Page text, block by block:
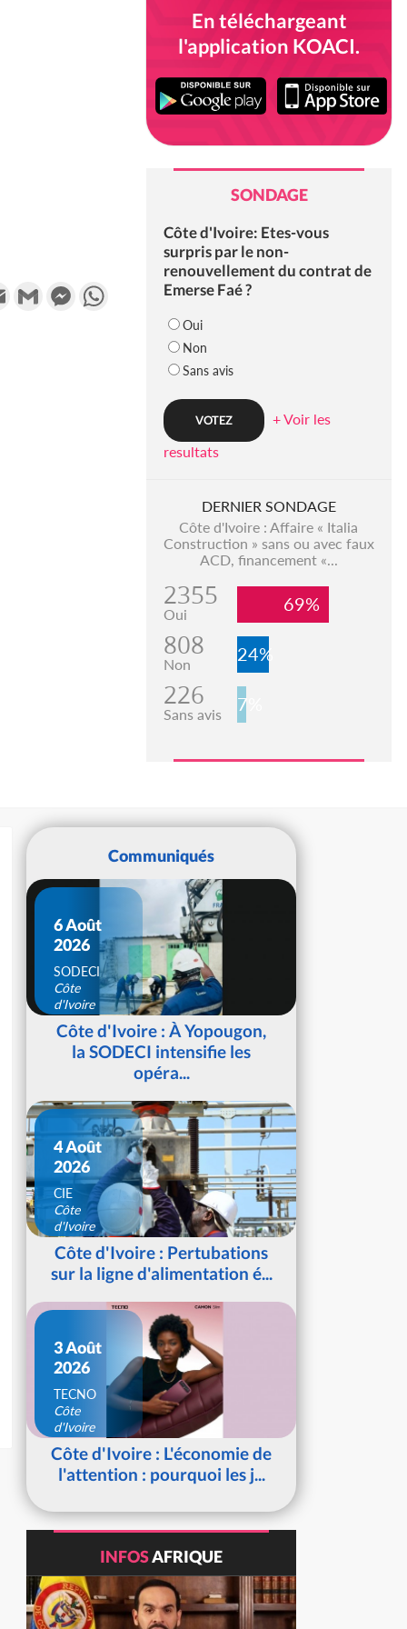
Email Gmail MessengerWhatsApp
En téléchargeant
l'application KOACI.
SONDAGE
Côte d'Ivoire: Etes-vous
surpris par le non-
renouvellement du contrat de
Emerse Faé ?
Oui
Non
Sans avis
+ Voir les
resultats
DERNIER SONDAGE
Côte d'Ivoire : Affaire « Italia
Construction » sans ou avec faux
ACD, financement «...
2355
Oui 69%
808
Non 24%
226
Sans avis 7%
Communiqués
6 Août
2026
SODECI
Côte
d'Ivoire
Côte d'Ivoire : À Yopougon,
la SODECI intensifie les
opéra...
4 Août
2026
CIE
Côte
d'Ivoire
Côte d'Ivoire : Pertubations
sur la ligne d'alimentation é...
3 Août
2026
TECNO
Côte
d'Ivoire
Côte d'Ivoire : L'économie de
l'attention : pourquoi les j...
INFOSAFRIQUE